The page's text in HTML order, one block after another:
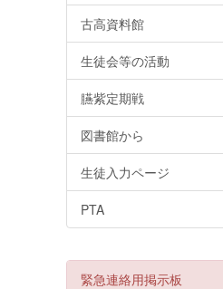
古高資料館
生徒会等の活動
臙紫定期戦
図書館から
生徒入力ページ
PTA
緊急連絡用掲示板